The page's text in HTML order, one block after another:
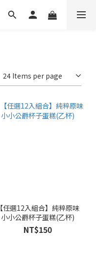
24 Items per page
【任選12入組合】純粹原味
小小公爵杯子蛋糕(乙杯)
NT$150